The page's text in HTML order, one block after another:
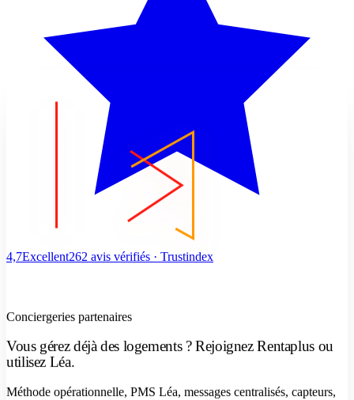
4,7Excellent262 avis vérifiés · Trustindex
Conciergeries partenaires
Vous gérez déjà des logements ? Rejoignez Rentaplus ou
utilisez Léa.
Méthode opérationnelle, PMS Léa, messages centralisés, capteurs,